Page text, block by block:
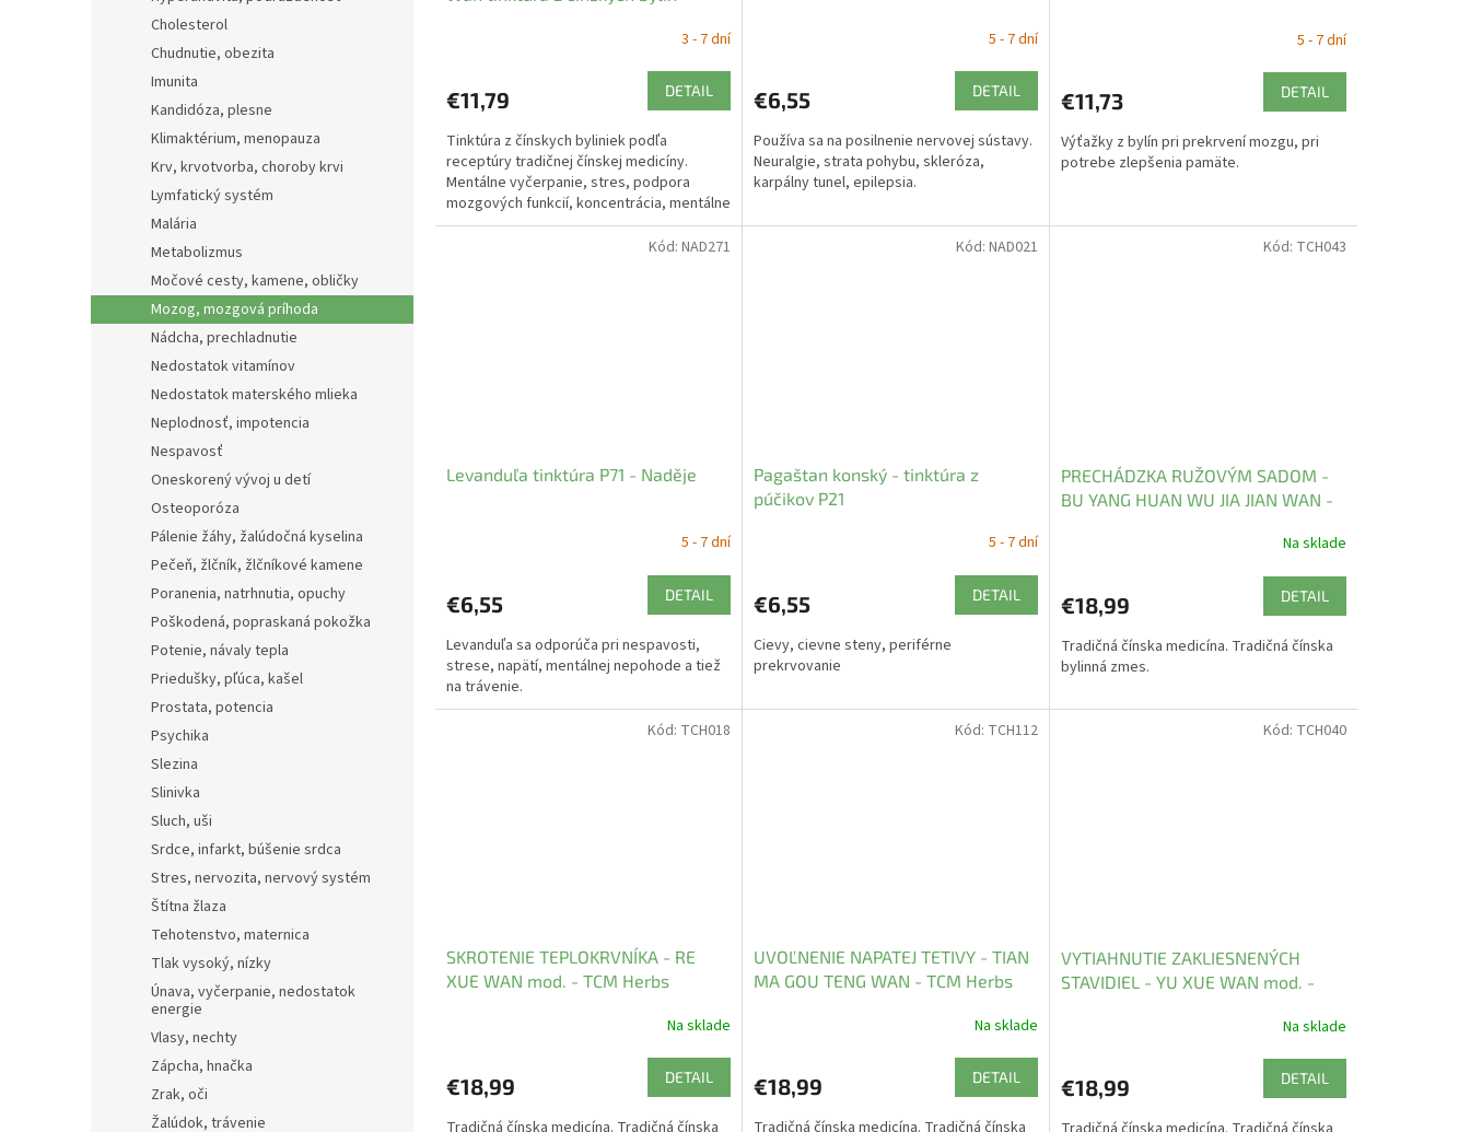
Cholesterol
Chudnutie, obezita
Imunita
Kandidóza, plesne
Klimaktérium, menopauza
Krv, krvotvorba, choroby krvi
Lymfatický systém
Malária
Metabolizmus
Močové cesty, kamene, obličky
Mozog, mozgová príhoda
Nádcha, prechladnutie
Nedostatok vitamínov
Nedostatok materského mlieka
Neplodnosť, impotencia
Nespavosť
Oneskorený vývoj u detí
Osteoporóza
Pálenie žáhy, žalúdočná kyselina
Pečeň, žlčník, žlčníkové kamene
Poranenia, natrhnutia, opuchy
Poškodená, popraskaná pokožka
Potenie, návaly tepla
Priedušky, pľúca, kašel
Prostata, potencia
Psychika
Slezina
Slinivka
Sluch, uši
Srdce, infarkt, búšenie srdca
Stres, nervozita, nervový systém
Štítna žlaza
Tehotenstvo, maternica
Tlak vysoký, nízky
Únava, vyčerpanie, nedostatok
energie
Vlasy, nechty
Zápcha, hnačka
Zrak, oči
Žalúdok, trávenie
3 - 7 dní
€11,79 DETAIL
Tinktúra z čínskych byliniek podľa
receptúry tradičnej čínskej medicíny.
Mentálne vyčerpanie, stres, podpora
mozgových funkcií, koncentrácia, mentálne
vyčerpanie.
5 - 7 dní
€6,55 DETAIL
Používa sa na posilnenie nervovej sústavy.
Neuralgie, strata pohybu, skleróza,
karpálny tunel, epilepsia.
5 - 7 dní
€11,73 DETAIL
Výťažky z bylín pri prekrvení mozgu, pri
potrebe zlepšenia pamäte.
Levanduľa tinktúra P71 - Naděje
5 - 7 dní
€6,55 DETAIL
Levanduľa sa odporúča pri nespavosti,
strese, napätí, mentálnej nepohode a tiež
na trávenie.
Kód: NAD271
Pagaštan konský - tinktúra z
púčikov P21
5 - 7 dní
€6,55 DETAIL
Cievy, cievne steny, periférne
prekrvovanie
Kód: NAD021
PRECHÁDZKA RUŽOVÝM SADOM -
BU YANG HUAN WU JIA JIAN WAN -
Na sklade
€18,99 DETAIL
Tradičná čínska medicína. Tradičná čínska
bylinná zmes.
Kód: TCH043
SKROTENIE TEPLOKRVNÍKA - RE
XUE WAN mod. - TCM Herbs
Na sklade
€18,99 DETAIL
Kód: TCH018
UVOĽNENIE NAPATEJ TETIVY - TIAN
MA GOU TENG WAN - TCM Herbs
Na sklade
€18,99 DETAIL
Kód: TCH112
VYTIAHNUTIE ZAKLIESNENÝCH
STAVIDIEL - YU XUE WAN mod. -
Na sklade
€18,99 DETAIL
Kód: TCH040